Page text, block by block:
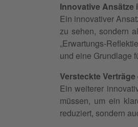
Innovative Ansätze
Ein innovativer
zu sehen, sondern
„Erwartungs-
und eine Grundlage
Versteckte
Ein weiterer
müssen, um ein
reduziert, sondern